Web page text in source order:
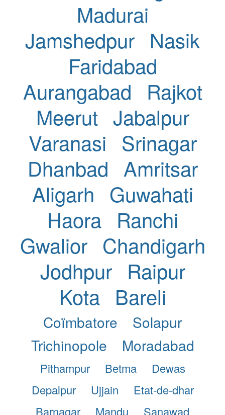
Madurai
Jamshedpur Nasik
Faridabad
Aurangabad
Rajkot
Meerut Jabalpur
Varanasi Srinagar
Dhanbad Amritsar
Aligarh Guwahati
Haora Ranchi
Gwalior Chandigarh
Jodhpur Raipur
Kota Bareli
Coïmbatore
Solapur
Trichinopole
Moradabad
Pithampur Betma
Dewas
Depalpur
Ujjain
Etat-de-dhar
Barnagar
Mandu Sanawad